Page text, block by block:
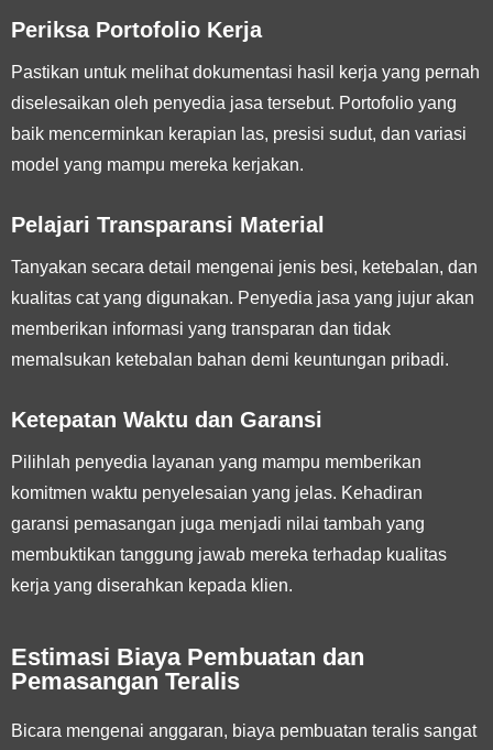
Periksa Portofolio Kerja
Pastikan untuk melihat dokumentasi hasil kerja yang pernah
diselesaikan oleh penyedia jasa tersebut. Portofolio yang
baik mencerminkan kerapian las, presisi sudut, dan variasi
model yang mampu mereka kerjakan.
Pelajari Transparansi Material
Tanyakan secara detail mengenai jenis besi, ketebalan, dan
kualitas cat yang digunakan. Penyedia jasa yang jujur akan
memberikan informasi yang transparan dan tidak
memalsukan ketebalan bahan demi keuntungan pribadi.
Ketepatan Waktu dan Garansi
Pilihlah penyedia layanan yang mampu memberikan
komitmen waktu penyelesaian yang jelas. Kehadiran
garansi pemasangan juga menjadi nilai tambah yang
membuktikan tanggung jawab mereka terhadap kualitas
kerja yang diserahkan kepada klien.
Estimasi Biaya Pembuatan dan
Pemasangan Teralis
Bicara mengenai anggaran, biaya pembuatan teralis sangat